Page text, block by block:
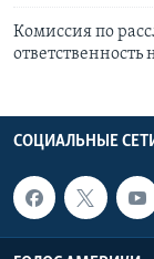
Комиссия по
ответственность
СОЦИАЛЬНЫЕ